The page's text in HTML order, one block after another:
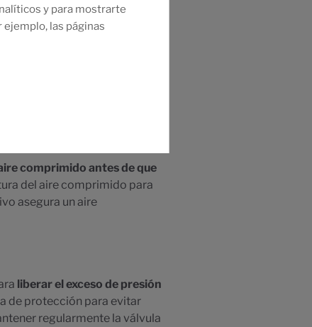
principal es
comprimido antes de que
del aire comprimido para
asegura un aire
liberar el exceso de presión
de protección para evitar
regularmente la válvula
y para mostrarte
las páginas